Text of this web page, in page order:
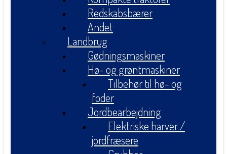
Redskabsbærer
Andet
Landbrug
Gødningsmaskiner
Hø- og grøntmaskiner
Tilbehør til hø- og
foder
Jordbearbejdning
Elektriske harver /
jordfræsere